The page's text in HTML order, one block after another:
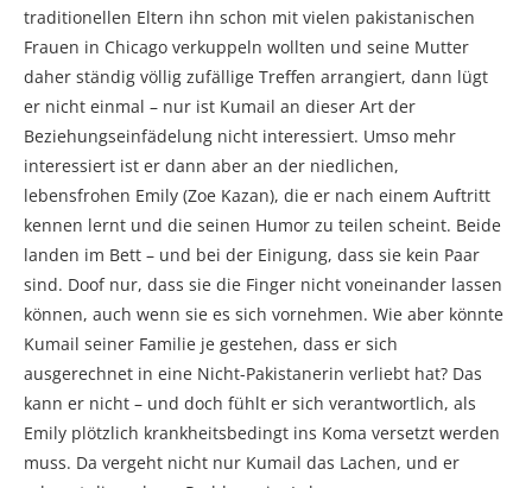
traditionellen Eltern ihn schon mit vielen pakistanischen
Frauen in Chicago verkuppeln wollten und seine Mutter
daher ständig völlig zufällige Treffen arrangiert, dann lügt
er nicht einmal – nur ist Kumail an dieser Art der
Beziehungseinfädelung nicht interessiert. Umso mehr
interessiert ist er dann aber an der niedlichen,
lebensfrohen Emily (Zoe Kazan), die er nach einem Auftritt
kennen lernt und die seinen Humor zu teilen scheint. Beide
landen im Bett – und bei der Einigung, dass sie kein Paar
sind. Doof nur, dass sie die Finger nicht voneinander lassen
können, auch wenn sie es sich vornehmen. Wie aber könnte
Kumail seiner Familie je gestehen, dass er sich
ausgerechnet in eine Nicht-Pakistanerin verliebt hat? Das
kann er nicht – und doch fühlt er sich verantwortlich, als
Emily plötzlich krankheitsbedingt ins Koma versetzt werden
muss. Da vergeht nicht nur Kumail das Lachen, und er